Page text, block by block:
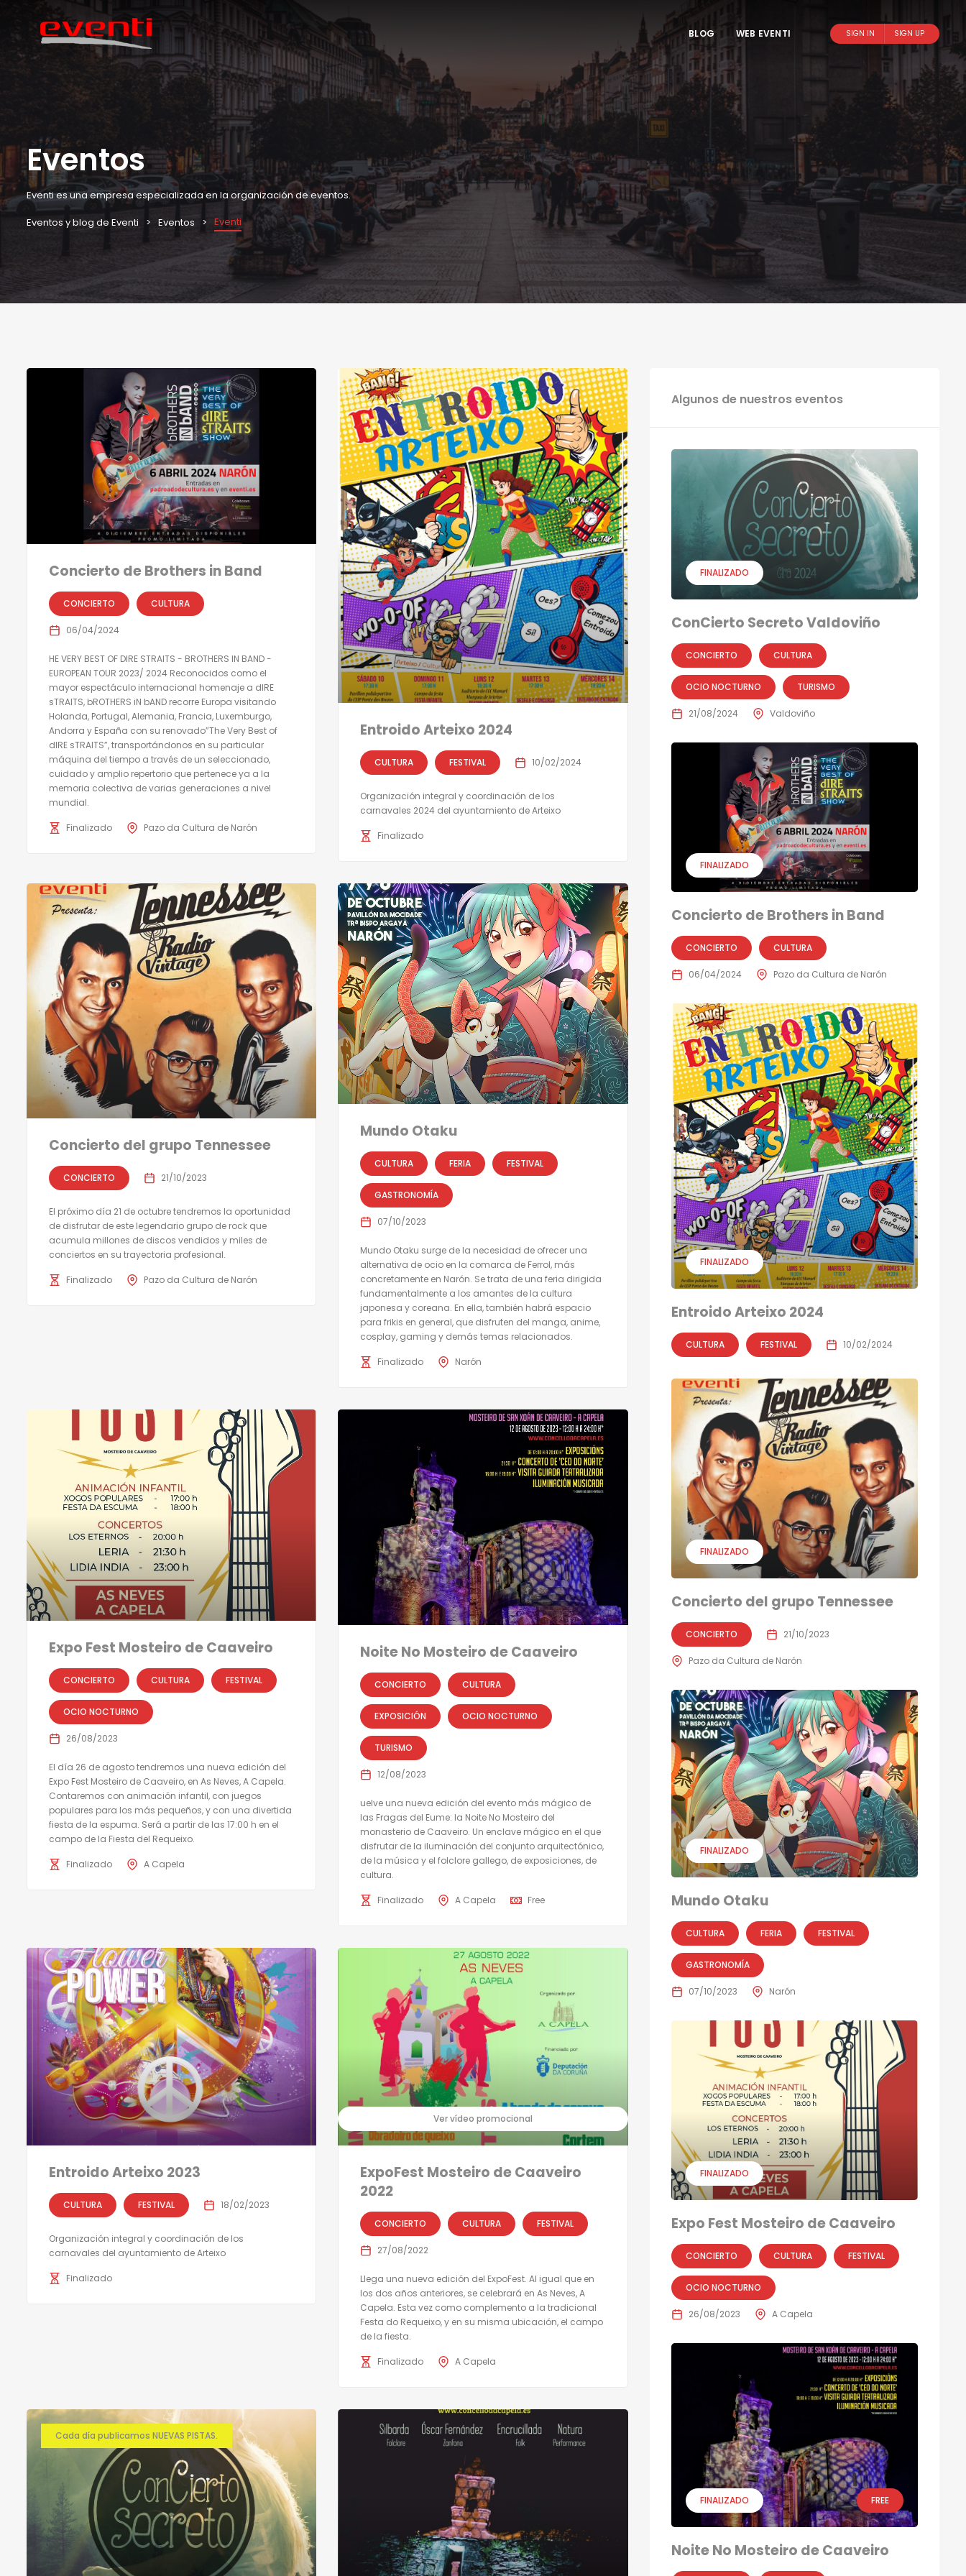
BLOG WEB EVENTI SIGN IN SIGN UP
Eventos
Eventi es una empresa especializada en la organización de eventos.
Eventos y blog de Eventi
Eventos Eventi
Concierto de Brothers in Band
CONCIERTO CULTURA
06/04/2024
HE VERY BEST OF DIRE STRAITS - BROTHERS IN BAND -
EUROPEAN TOUR 2023/ 2024 Reconocidos como el
mayor espectáculo internacional homenaje a dIRE
sTRAITS, bROTHERS iN bAND recorre Europa visitando
Holanda, Portugal, Alemania, Francia, Luxemburgo,
Andorra y España con su renovado”The Very Best of
dIRE sTRAITS”, transportándonos en su particular
máquina del tiempo a través de un seleccionado,
cuidado y amplio repertorio que pertenece ya a la
memoria colectiva de varias generaciones a nivel
mundial.
Finalizado Pazo da Cultura de Narón
Entroido Arteixo 2024
CULTURA FESTIVAL 10/02/2024
Organización integral y coordinación de los
carnavales 2024 del ayuntamiento de Arteixo
Finalizado
Concierto del grupo Tennessee
CONCIERTO 21/10/2023
El próximo día 21 de octubre tendremos la oportunidad
de disfrutar de este legendario grupo de rock que
acumula millones de discos vendidos y miles de
conciertos en su trayectoria profesional.
Finalizado Pazo da Cultura de Narón
Mundo Otaku
CULTURA FERIA FESTIVAL
GASTRONOMÍA
07/10/2023
Mundo Otaku surge de la necesidad de ofrecer una
alternativa de ocio en la comarca de Ferrol, más
concretamente en Narón. Se trata de una feria dirigida
fundamentalmente a los amantes de la cultura
japonesa y coreana. En ella, también habrá espacio
para frikis en general, que disfruten del manga, anime,
cosplay, gaming y demás temas relacionados.
Finalizado Narón
Expo Fest Mosteiro de Caaveiro
CONCIERTO CULTURA FESTIVAL
OCIO NOCTURNO
26/08/2023
El día 26 de agosto tendremos una nueva edición del
Expo Fest Mosteiro de Caaveiro, en As Neves, A Capela.
Contaremos con animación infantil, con juegos
populares para los más pequeños, y con una divertida
fiesta de la espuma. Será a partir de las 17:00 h en el
campo de la Fiesta del Requeixo.
Finalizado A Capela
Noite No Mosteiro de Caaveiro
CONCIERTO CULTURA
EXPOSICIÓN OCIO NOCTURNO
TURISMO
12/08/2023
uelve una nueva edición del evento más mágico de
las Fragas del Eume: la Noite No Mosteiro del
monasterio de Caaveiro. Un enclave mágico en el que
disfrutar de la iluminación del conjunto arquitectónico,
de la música y el folclore gallego, de exposiciones, de
cultura.
Finalizado A Capela Free
Entroido Arteixo 2023
CULTURA FESTIVAL 18/02/2023
Organización integral y coordinación de los
carnavales del ayuntamiento de Arteixo
Finalizado
Ver vídeo promocional
ExpoFest Mosteiro de Caaveiro
2022
CONCIERTO CULTURA FESTIVAL
27/08/2022
Llega una nueva edición del ExpoFest. Al igual que en
los dos años anteriores, se celebrará en As Neves, A
Capela. Esta vez como complemento a la tradicional
Festa do Requeixo, y en su misma ubicación, el campo
de la fiesta.
Finalizado A Capela
Cada día publicamos NUEVAS PISTAS.
Algunos de nuestros eventos
FINALIZADO
ConCierto Secreto Valdoviño
CONCIERTO CULTURA
OCIO NOCTURNO TURISMO
21/08/2024 Valdoviño
FINALIZADO
Concierto de Brothers in Band
CONCIERTO CULTURA
06/04/2024 Pazo da Cultura de Narón
FINALIZADO
Entroido Arteixo 2024
CULTURA FESTIVAL 10/02/2024
FINALIZADO
Concierto del grupo Tennessee
CONCIERTO 21/10/2023
Pazo da Cultura de Narón
FINALIZADO
Mundo Otaku
CULTURA FERIA FESTIVAL
GASTRONOMÍA
07/10/2023 Narón
FINALIZADO
Expo Fest Mosteiro de Caaveiro
CONCIERTO CULTURA FESTIVAL
OCIO NOCTURNO
26/08/2023 A Capela
FINALIZADO FREE
Noite No Mosteiro de Caaveiro